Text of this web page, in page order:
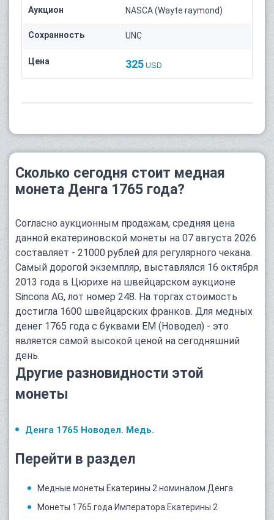
Аукцион NASCA (Wayte raymond)
Сохранность UNC
Цена 325 USD
Сколько сегодня стоит медная
монета Денга 1765 года?
Согласно аукционным продажам, средняя цена
данной екатериновской монеты на 07 августа 2026
составляет - 21000 рублей для регулярного чекана.
Самый дорогой экземпляр, выставлялся 16 октября
2013 года в Цюрихе на швейцарском аукционе
Sincona AG, лот номер 248. На торгах стоимость
достигла 1600 швейцарских франков. Для медных
денег 1765 года с буквами ЕМ (Новодел) - это
является самой высокой ценой на сегодняшний
день.
Другие разновидности этой
монеты
Денга 1765 Новодел. Медь.
Перейти в раздел
Медные монеты Екатерины 2 номиналом Денга
Монеты 1765 года Императора Екатерины 2